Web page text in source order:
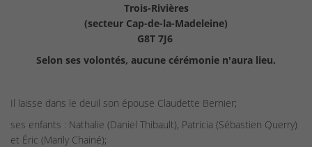
Trois-Rivières
(secteur Cap-de-la-Madeleine)
G8T 7J6
Selon ses volontés, aucune cérémonie n'aura lieu.
Il laisse dans le deuil son épouse Claudette Bernier;
ses enfants : Nathalie (Daniel Thibault), Patricia (Sébastien Querry)
et Éric (Marily Chainé);